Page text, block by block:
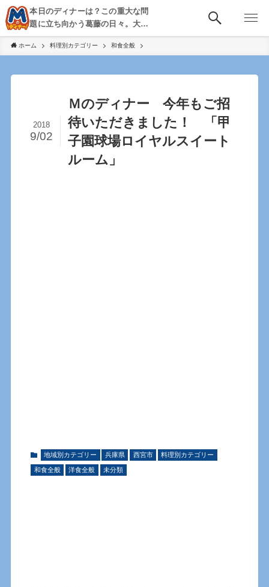
本日のディナーは？この重大な問
題に立ち向かう葛藤の日々。大
阪・京都・神戸を中心とした食べ
歩き、飲み歩きを綴る。
ホーム 料理別カテゴリー 和食全般
Ｍのディナー 今年もご招
待いただきました！ 「甲
子園球場ロイヤルスイート
ルーム」
2018
9/02
地域別カテゴリー 兵庫県 西宮市 料理別カテゴリー
和食全般 洋食全般 未分類